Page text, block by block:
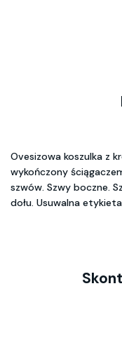
Ovesizowa koszulka z
wykończony
szwów. Szwy boczne.
dołu. Usuwalna